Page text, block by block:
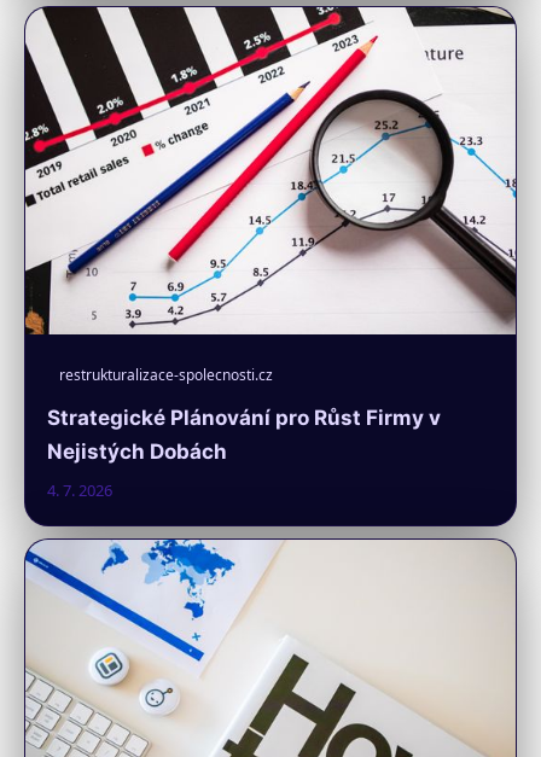
restrukturalizace-spolecnosti.cz
Strategické Plánování pro Růst Firmy v
Nejistých Dobách
4. 7. 2026